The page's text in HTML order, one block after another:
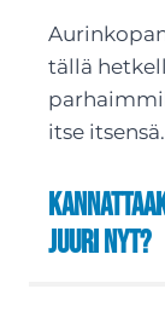
tällä
itse itsensä.
juuri nyt?